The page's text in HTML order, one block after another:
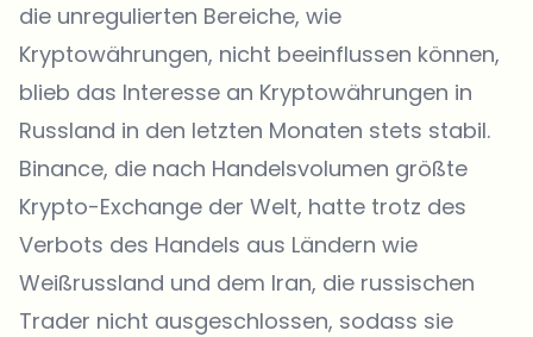
die unregulierten Bereiche, wie
Kryptowährungen, nicht beeinflussen können,
blieb das Interesse an Kryptowährungen in
Russland in den letzten Monaten stets stabil.
Binance, die nach Handelsvolumen größte
Krypto-Exchange der Welt, hatte trotz des
Verbots des Handels aus Ländern wie
Weißrussland und dem Iran, die russischen
Trader nicht ausgeschlossen, sodass sie